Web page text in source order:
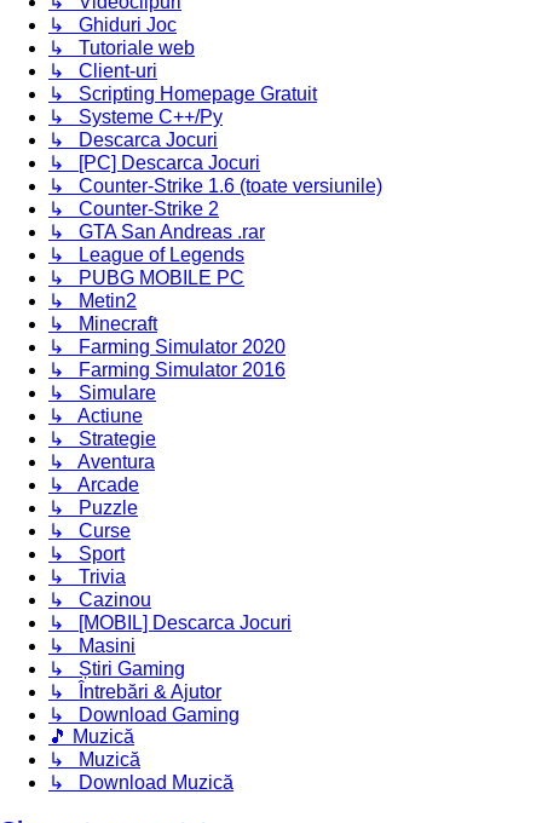
↳ Ghiduri Joc
↳ Tutoriale web
↳ Client-uri
↳ Scripting Homepage Gratuit
↳ Systeme C++/Py
↳ Descarca Jocuri
↳ [PC] Descarca Jocuri
↳ Counter-Strike 1.6 (toate versiunile)
↳ Counter-Strike 2
↳ GTA San Andreas .rar
↳ League of Legends
↳ PUBG MOBILE PC
↳ Metin2
↳ Minecraft
↳ Farming Simulator 2020
↳ Farming Simulator 2016
↳ Simulare
↳ Actiune
↳ Strategie
↳ Aventura
↳ Arcade
↳ Puzzle
↳ Curse
↳ Sport
↳ Trivia
↳ Cazinou
↳ [MOBIL] Descarca Jocuri
↳ Masini
↳ Știri Gaming
↳ Întrebări & Ajutor
↳ Download Gaming
🎵 Muzică
↳ Muzică
↳ Download Muzică